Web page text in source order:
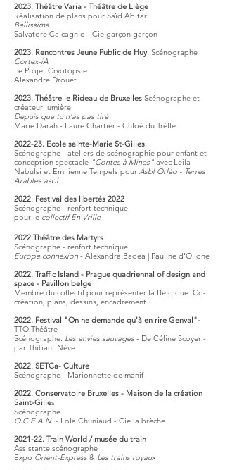
2023. Théâtre Varia - Théâtre de Liège
Réalisation de plans pour Saïd Abitar
Bellissima
Salvatore Calcagnio - Cie garçon garçon
2023. Rencontres Jeune Public de Huy. Scénographe
Cortex-iA
Le Projet Cryotopsie
Alexandre Drouet
2023. Théâtre le Rideau de Bruxelles Scénographe et
créateur lumière
Depuis que tu n'as pas tiré
Marie Darah - Laure Chartier - Chloé du Trèfle
2022-23. Ecole sainte-Marie St-Gilles
Scénographe - ateliers de scénographie pour enfant et
conception spectacle "Contes à Mines" avec Leila
Nabulsi et Emilienne Tempels pour Asbl Orféo - Terres
Arables asbl
2022. Festival des libertés 2022
Scénographe - renfort technique
pour le collectif En Vrille
2022.Théâtre des Martyrs
Scénographe - renfort technique
Europe connexion - Alexandra Badea | Pauline d'Ollone
2022. Traffic Island - Prague quadriennal of design and
space - Pavillon belge
Membre du collectif pour représenter la Belgique. Co-
création, plans, dessins, encadrement.
2022. Festival "On ne demande qu'à en rire Genval"-
TTO Théâtre
Scénographe. Les envies sauvages - De Céline Scoyer -
par Thibaut Nève
2022. SETCa- Culture
Scénographe - Marionnette de manif
2022. Conservatoire Bruxelles - Maison de la création
Saint-Gilles
Scénographe
O.C.E.A.N. - Lola Chuniaud - Cie la brèche
2021-22. Train World / musée du train
Assistante scénographe
Expo Orient-Express & Les trains royaux